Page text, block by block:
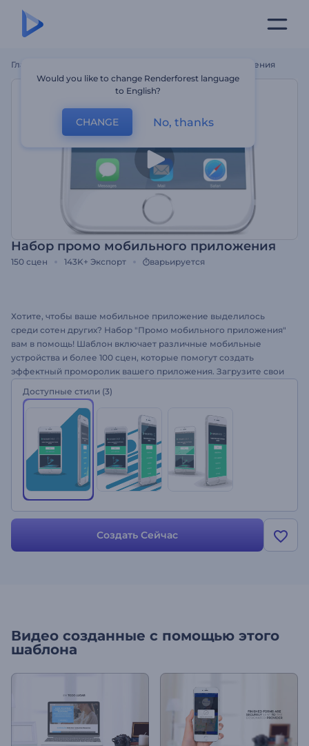
Главная Набор Промо Мобильного Приложения
Набор промо мобильного приложения
150 сцен 143K+ Экспорт варьируется
Хотите, чтобы ваше мобильное приложение выделилось
среди сотен других? Набор "Промо мобильного приложения"
вам в помощь! Шаблон включает различные мобильные
устройства и более 100 сцен, которые помогут создать
эффектный проморолик вашего приложения. Загрузите свои
платформа. Выберите подходящий музыкальный трек из
каталога стоковых файлов, чтобы оформить видео, и ваш
рекламный ролик будет готов за несколько минут. Создайте
проморолик для своего приложения сегодня!
Доступные стили (3)
Создать Сейчас
Видео созданные с помощью этого
шаблона
Would you like to change Renderforest language
to English?
CHANGE No, thanks